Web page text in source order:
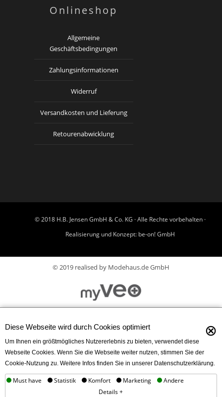
Onlineshop
Allgemeine
Geschäftsbedingungen
Zahlungsinformationen
Widerruf
Versandkosten und Lieferung
Retourenabwicklung
© 2018 H.B. Jensen GmbH & Co. KG · Alle Rechte vorbehalten ·
Realisierung und Konzept: be-on! GmbH
© 2019 realised by Modehaus.de GmbH
Diese Webseite wird durch Cookies optimiert ⊗
Um Ihnen ein größtmögliches Nutzererlebnis zu bieten, verwendet diese
Webseite Cookies. Wenn Sie die Webseite weiter nutzen, stimmen Sie der
Cookie-Nutzung zu. Weitere Infos finden Sie in unserer Datenschutzerklärung.
Must have Statistik Komfort Marketing
Andere
Details +